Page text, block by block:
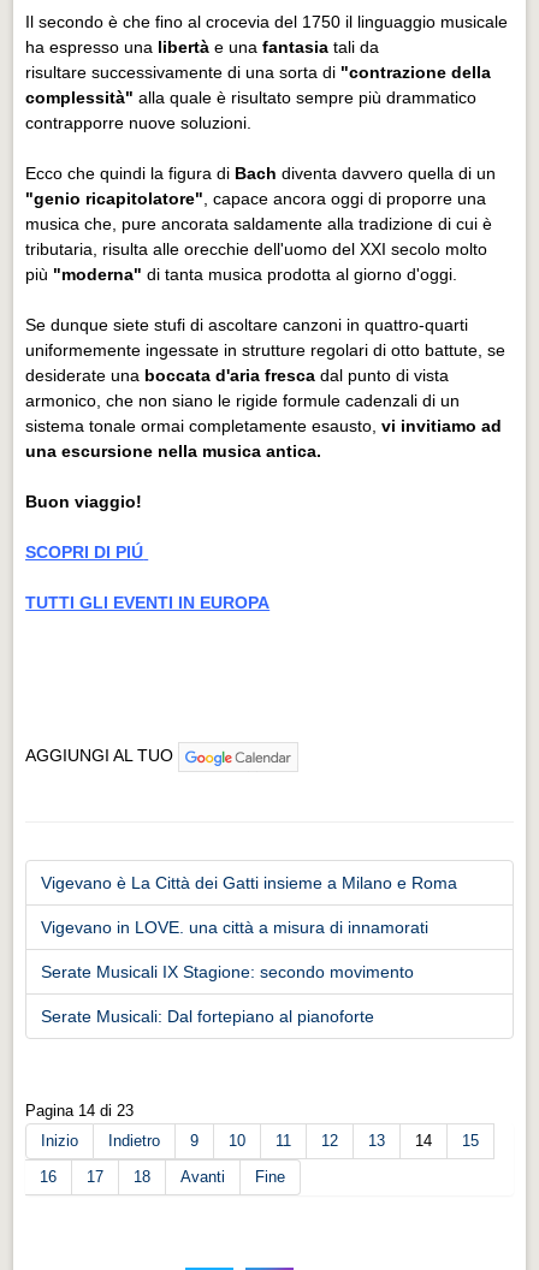
Il secondo è che fino al crocevia del 1750 il linguaggio musicale
ha espresso una libertà e unafantasiatali da
risultare successivamente di una sorta di "contrazione della
complessità" alla quale è risultato sempre più drammatico
contrapporre nuove soluzioni.
Ecco che quindi la figura di Bach diventa davvero quella di un
"genio ricapitolatore", capace ancora oggi di proporre una
musica che, pure ancorata saldamente alla tradizione di cui è
tributaria, risulta alle orecchie dell'uomo del XXI secolo molto
più "moderna" di tanta musica prodotta al giorno d'oggi.
Se dunque siete stufi di ascoltare canzoni in quattro-quarti
uniformemente ingessate in strutture regolari di otto battute, se
desiderate una boccata d'aria fresca dal punto di vista
armonico, che non siano le rigide formule cadenzali di un
sistema tonale ormai completamente esausto,vi invitiamo ad
una escursione nella musica antica.
Buon viaggio!
SCOPRI DI PIÚ
TUTTI GLI EVENTI IN EUROPA
AGGIUNGI AL TUO
Vigevano è La Città dei Gatti insieme a Milano e Roma
Vigevano in LOVE. una città a misura di innamorati
Serate Musicali IX Stagione: secondo movimento
Serate Musicali: Dal fortepiano al pianoforte
Pagina 14 di 23
Inizio
Indietro 9 10 11 12 13 14
15
16
17 18 Avanti Fine